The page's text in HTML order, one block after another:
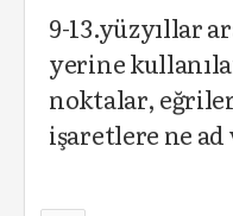
9-13.yüzyıllar
yerine
noktalar,
işaretlere ne